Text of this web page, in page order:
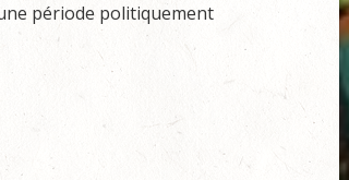
période politiquement